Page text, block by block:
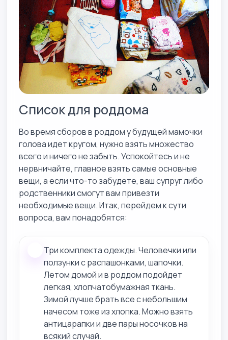
Список для роддома
Во время сборов в роддом у будущей мамочки
голова идет кругом, нужно взять множество
всего и ничего не забыть. Успокойтесь и не
нервничайте, главное взять самые основные
вещи, а если что-то забудете, ваш супруг либо
родственники смогут вам привезти
необходимые вещи. Итак, перейдем к сути
вопроса, вам понадобятся:
Три комплекта одежды. Человечки или
ползунки с распашонками, шапочки.
Летом домой и в роддом подойдет
легкая, хлопчатобумажная ткань.
Зимой лучше брать все с небольшим
начесом тоже из хлопка. Можно взять
антицарапки и две пары носочков на
всякий случай.